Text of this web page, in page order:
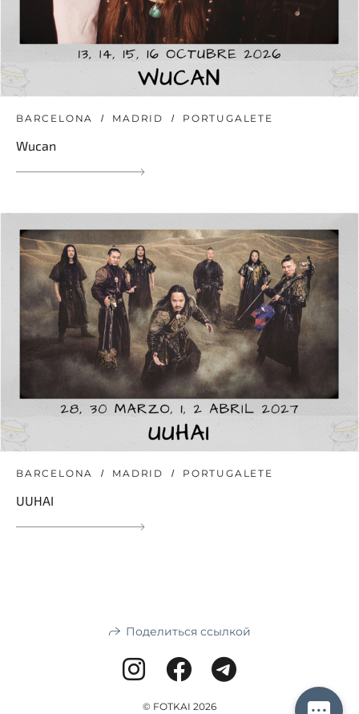
BARCELONA MADRID PORTUGALETE
Wucan
BARCELONA MADRID PORTUGALETE
UUHAI
Поделиться ссылкой
© FOTKAI 2026